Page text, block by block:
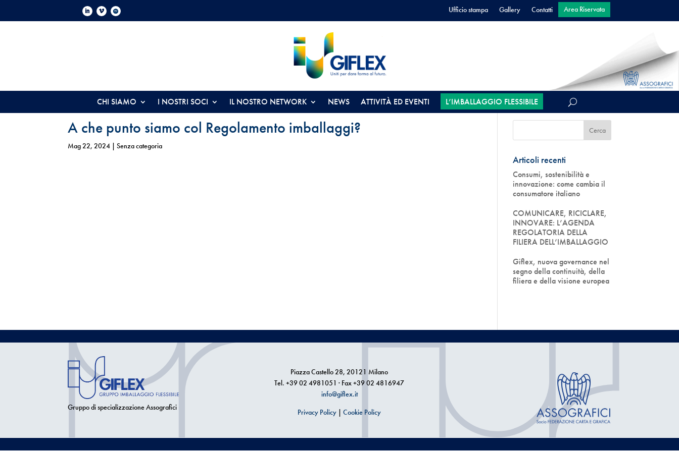
Ufficio stampa Gallery Contatti Area Riservata
CHI SIAMO I NOSTRI SOCI IL NOSTRO NETWORK NEWS ATTIVITÀ ED EVENTI L’IMBALLAGGIO FLESSIBILE
A che punto siamo col Regolamento imballaggi?
Mag 22, 2024 | Senza categoria
Articoli recenti
Consumi, sostenibilità e
innovazione: come cambia il
consumatore italiano
COMUNICARE, RICICLARE,
INNOVARE: L’AGENDA
REGOLATORIA DELLA
FILIERA DELL’IMBALLAGGIO
Giflex, nuova governance nel
segno della continuità, della
filiera e della visione europea
Gruppo di specializzazione Assografici
Piazza Castello 28, 20121 Milano
Tel. +39 02 4981051 · Fax +39 02 4816947
info@giflex.it
Privacy Policy |Cookie Policy